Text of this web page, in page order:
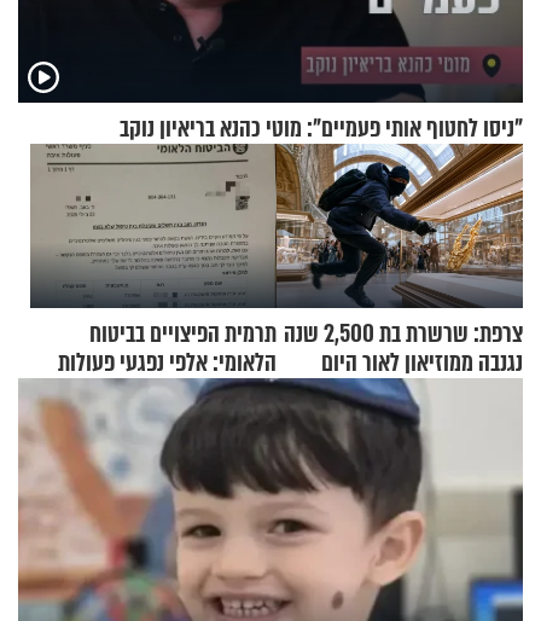
"ניסו לחטוף אותי פעמיים": מוטי כהנא בריאיון נוקב
צרפת: שרשרת בת 2,500 שנה
נגנבה ממוזיאון לאור היום
תרמית הפיצויים בביטוח
הלאומי: אלפי נפגעי פעולות
איבה קיבלו כספים במירמה